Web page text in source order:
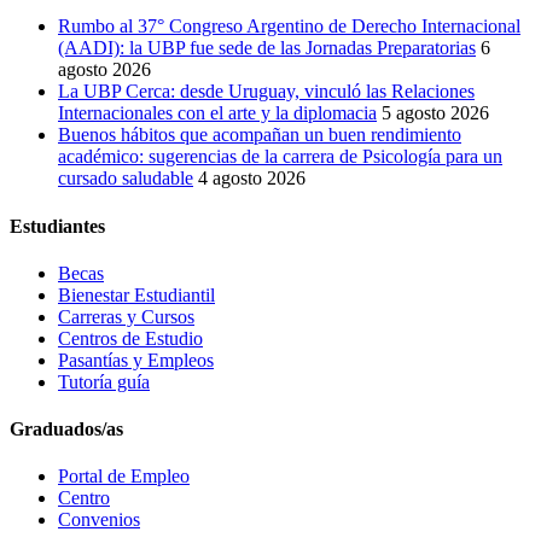
Rumbo al 37° Congreso Argentino de Derecho Internacional
(AADI): la UBP fue sede de las Jornadas Preparatorias 6
agosto 2026
La UBP Cerca: desde Uruguay, vinculó las Relaciones
Internacionales con el arte y la diplomacia 5 agosto 2026
Buenos hábitos que acompañan un buen rendimiento
académico: sugerencias de la carrera de Psicología para un
cursado saludable 4 agosto 2026
Estudiantes
Becas
Bienestar Estudiantil
Carreras y Cursos
Centros de Estudio
Pasantías y Empleos
Tutoría guía
Graduados/as
Portal de Empleo
Centro
Convenios